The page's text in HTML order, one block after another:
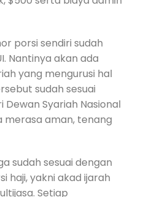
porsi sendiri sudah
Nantinya akan ada
yang mengurusi hal
sudah sesuai
Syariah Nasional
merasa aman, tenang
sudah sesuai dengan
haji, yakni akad ijarah
Setiap